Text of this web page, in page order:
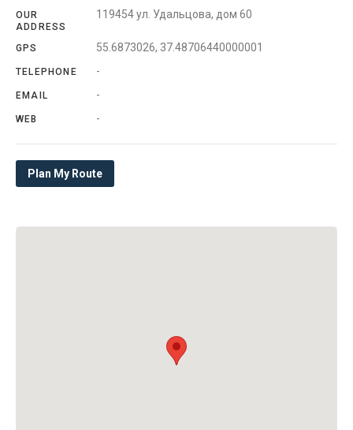
OUR
ADDRESS
119454 ул. Удальцова, дом 60
GPS 55.6873026, 37.48706440000001
TELEPHONE -
EMAIL -
WEB -
Plan My Route